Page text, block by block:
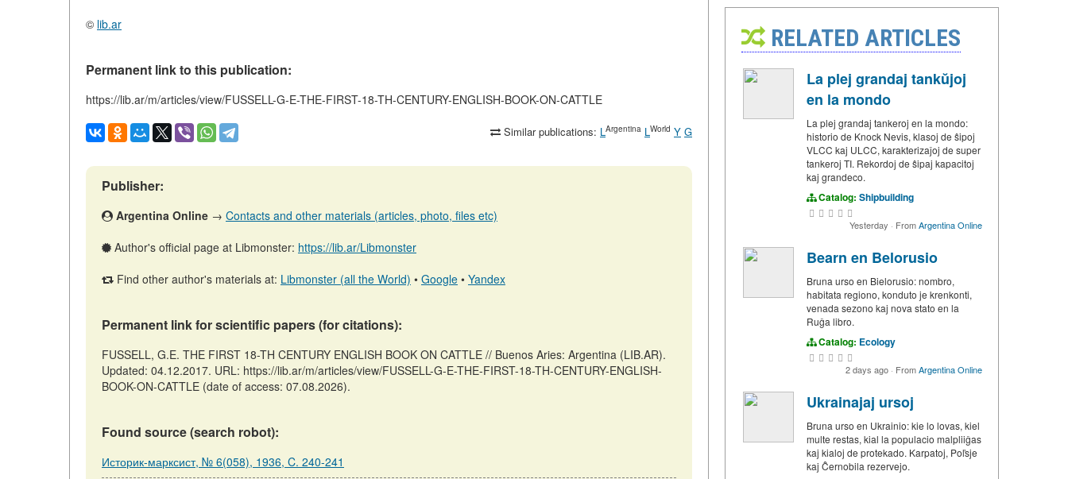
© lib.ar
Permanent link to this publication:
https://lib.ar/m/articles/view/FUSSELL-G-E-THE-FIRST-18-TH-CENTURY-ENGLISH-BOOK-ON-CATTLE
Similar publications: LArgentina LWorld Y G
Publisher:
Argentina Online → Contacts and other materials (articles, photo, files etc)
Author's official page at Libmonster: https://lib.ar/Libmonster
Find other author's materials at: Libmonster (all the World) • Google • Yandex
Permanent link for scientific papers (for citations):
FUSSELL, G.E. THE FIRST 18-TH CENTURY ENGLISH BOOK ON CATTLE // Buenos Aries: Argentina (LIB.AR).
Updated: 04.12.2017. URL: https://lib.ar/m/articles/view/FUSSELL-G-E-THE-FIRST-18-TH-CENTURY-ENGLISH-
BOOK-ON-CATTLE (date of access: 07.08.2026).
Found source (search robot):
Историк-марксист, № 6(058), 1936, C. 240-241
RELATED ARTICLES
La plej grandaj tankŭjoj
en la mondo
La plej grandaj tankeroj en la mondo:
historio de Knock Nevis, klasoj de ŝipoj
VLCC kaj ULCC, karakterizaĵoj de super
tankeroj TI. Rekordoj de ŝipaj kapacitoj
kaj grandeco.
Catalog: Shipbuilding
Yesterday · FromArgentina Online
Bearn en Belorusio
Bruna urso en Bielorusio: nombro,
habitata regiono, konduto je krenkonti,
venada sezono kaj nova stato en la
Ruĝa libro.
Catalog: Ecology
2 days ago · FromArgentina Online
Ukrainajaj ursoj
Bruna urso en Ukrainio: kie lo lovas, kiel
multe restas, kial la populacio malpliiĝas
kaj kialoj de protekado. Karpatoj, Poľsje
kaj Ĉernobila rezervejo.